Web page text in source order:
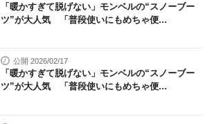
「暖かすぎて脱げない」モンベルの“スノーブー
ツ”が大人気 「普段使いにもめちゃ便...
公開 2026/02/17
「暖かすぎて脱げない」モンベルの“スノーブー
ツ”が大人気 「普段使いにもめちゃ便...